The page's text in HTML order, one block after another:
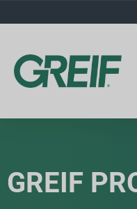
GREIF